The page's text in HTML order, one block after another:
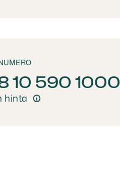
10 590 1000
hinta